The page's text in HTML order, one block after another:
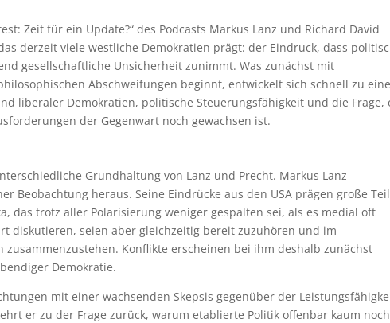
Zeit für ein Update?“ des Podcasts Markus Lanz und Richard David
derzeit viele westliche Demokratien prägt: der Eindruck, dass
gesellschaftliche Unsicherheit zunimmt. Was zunächst mit
Abschweifungen beginnt, entwickelt sich schnell zu
liberaler Demokratien, politische Steuerungsfähigkeit und die Frage,
der Gegenwart noch gewachsen ist.
Grundhaltung von Lanz und Precht. Markus Lanz
Beobachtung heraus. Seine Eindrücke aus den USA prägen große
das trotz aller Polarisierung weniger gespalten sei, als es medial oft
diskutieren, seien aber gleichzeitig bereit zuzuhören und im
Konflikte erscheinen bei ihm deshalb zunächst
Demokratie.
mit einer wachsenden Skepsis gegenüber der
er zu der Frage zurück, warum etablierte Politik offenbar kaum